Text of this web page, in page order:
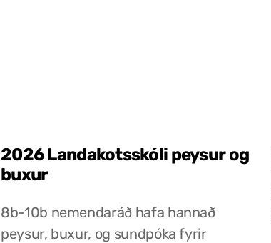
2026 Landakotsskóli peysur og
buxur
8b-10b nemendaráð hafa hannað
peysur, buxur, og sundpóka fyrir